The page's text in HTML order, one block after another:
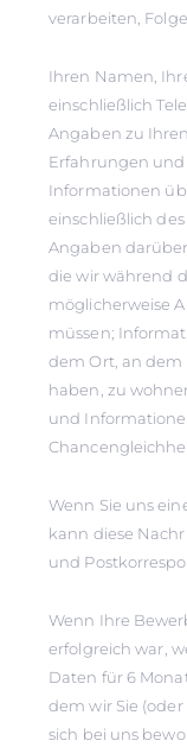
verarbeiten,
Ihren Namen,
einschließlich
Angaben zu
Erfahrungen
Informationen
einschließlich
Angaben
die wir während
möglicherweise
müssen;
dem Ort, an dem
haben, zu
und
Wenn Sie uns
kann diese
und
Wenn Ihre
erfolgreich war,
Daten für 6
dem wir Sie
sich bei uns